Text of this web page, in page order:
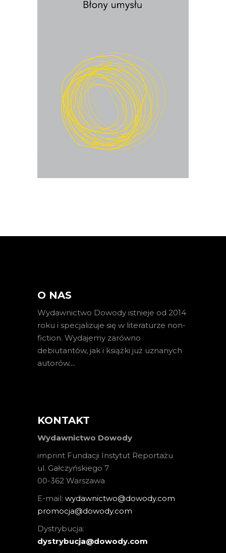
w świecie, który ciągle się przeobraża?
35.00zł 22.75zł
KSIĄŻKA DO KOSZYKA
O NAS
Wydawnictwo Dowody istnieje od 2014
roku i specjalizuje się w literaturze non-
fiction. Wydajemy zarówno
debiutantów, jak i książki już uznanych
autorów…
KONTAKT
Wydawnictwo Dowody
imprint Fundacji Instytut Reportażu
ul. Gałczyńskiego 7
00-362 Warszawa
E-mail: wydawnictwo@dowody.com
promocja@dowody.com
Dystrybucja:
dystrybucja@dowody.com